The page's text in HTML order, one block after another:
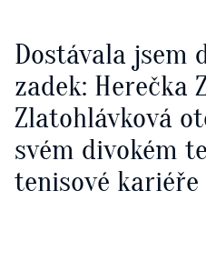
Dostávala jsem
zadek: Herečka
Zlatohlávková
svém divokém
tenisové kariéře